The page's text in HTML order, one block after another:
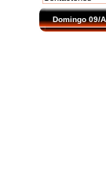
Domingo 09/